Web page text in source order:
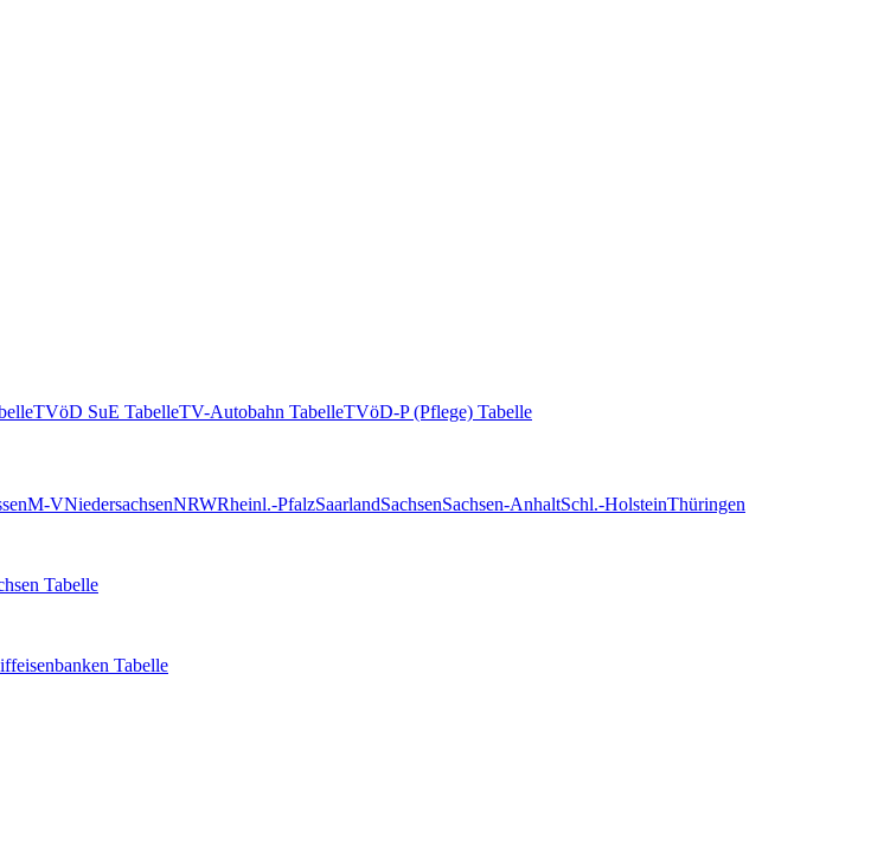
TVöD SuE TabelleTV-Autobahn TabelleTVöD-P (Pflege) Tabelle
M-VNiedersachsenNRWRheinl.-PfalzSaarlandSachsenSachsen-AnhaltSchl.-HolsteinThüringen
Tabelle
Tabelle